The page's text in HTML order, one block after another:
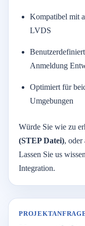
Kompatibel mit a
LVDS
Benutzerdefiniert
Anmeldung
Optimiert für
Umgebungen
Würde Sie wie zu
(STEPDatei), oder
Lassen Sie us wissen
Integration.